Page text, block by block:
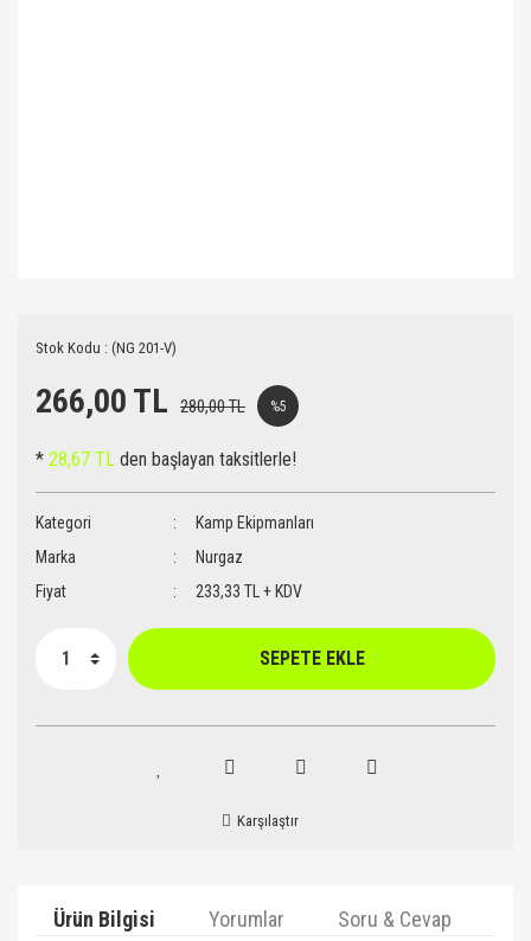
Stok Kodu : (NG 201-V)
266,00 TL 280,00 TL %5
* 28,67 TL den başlayan taksitlerle!
Kategori
Kamp Ekipmanları
Marka
Nurgaz
Fiyat
233,33 TL + KDV
SEPETE EKLE
Karşılaştır
Ürün Bilgisi Yorumlar Soru & Cevap